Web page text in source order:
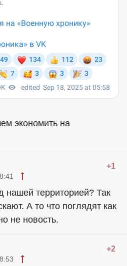
экономить на
+1
нашей территорией? Так
А то что поглядят как
не новость.
+2